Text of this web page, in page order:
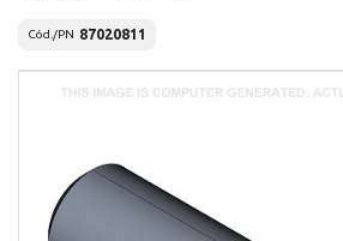
Cód./PN 87020811